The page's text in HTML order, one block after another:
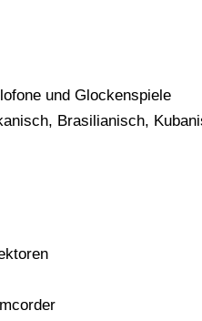
und Glockenspiele
Brasilianisch,